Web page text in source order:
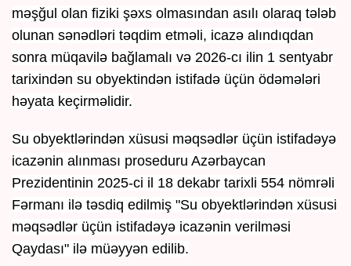
məşğul olan fiziki şəxs olmasından asılı olaraq tələb
olunan sənədləri təqdim etməli, icazə alındıqdan
sonra müqavilə bağlamalı və 2026-cı ilin 1 sentyabr
tarixindən su obyektindən istifadə üçün ödəmələri
həyata keçirməlidir.
Su obyektlərindən xüsusi məqsədlər üçün istifadəyə
icazənin alınması proseduru Azərbaycan
Prezidentinin 2025-ci il 18 dekabr tarixli 554 nömrəli
Fərmanı ilə təsdiq edilmiş "Su obyektlərindən xüsusi
məqsədlər üçün istifadəyə icazənin verilməsi
Qaydası" ilə müəyyən edilib.